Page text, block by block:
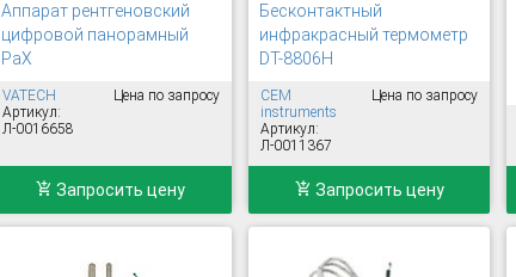
Аппарат рентгеновский
цифровой панорамный
PaX
VATECH
Артикул:
Л-0016658
Цена по запросу
Запросить цену
Бесконтактный
инфракрасный термометр
DT-8806H
CEM
instruments
Артикул:
Л-0011367
Цена по запросу
Запросить цену